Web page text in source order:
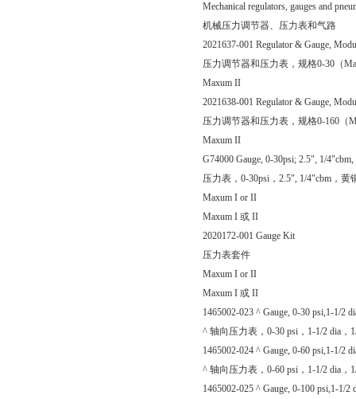
Mechanical regulators, gauges and
机械压力调节器、压力表和气路
2021637-001 Regulator & Gauge,
压力调节器和压力表，规格0-30（
Maxum II
2021638-001 Regulator & Gauge,
压力调节器和压力表，规格0-160（
Maxum II
G74000 Gauge, 0-30psi; 2.5", 1/4"cbm,
压力表，0-30psi，2.5", 1/4"cbm，黄
Maxum I or II
Maxum I 或 II
2020172-001 Gauge Kit
压力表套件
Maxum I or II
Maxum I 或 II
1465002-023 ^ Gauge, 0-30 psi,1-1/2
^ 轴向压力表，0-30 psi，1-1/2 dia，
1465002-024 ^ Gauge, 0-60 psi,1-1/2
^ 轴向压力表，0-60 psi，1-1/2 dia，
1465002-025 ^ Gauge, 0-100 psi,1-1/2